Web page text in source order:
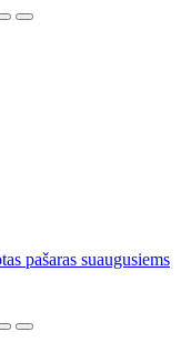
pašaras suaugusiems